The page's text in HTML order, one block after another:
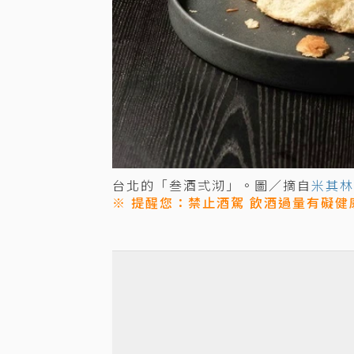
台北的「叁酒弍沏」。圖／摘自米其
※ 提醒您：禁止酒駕 飲酒過量有礙健